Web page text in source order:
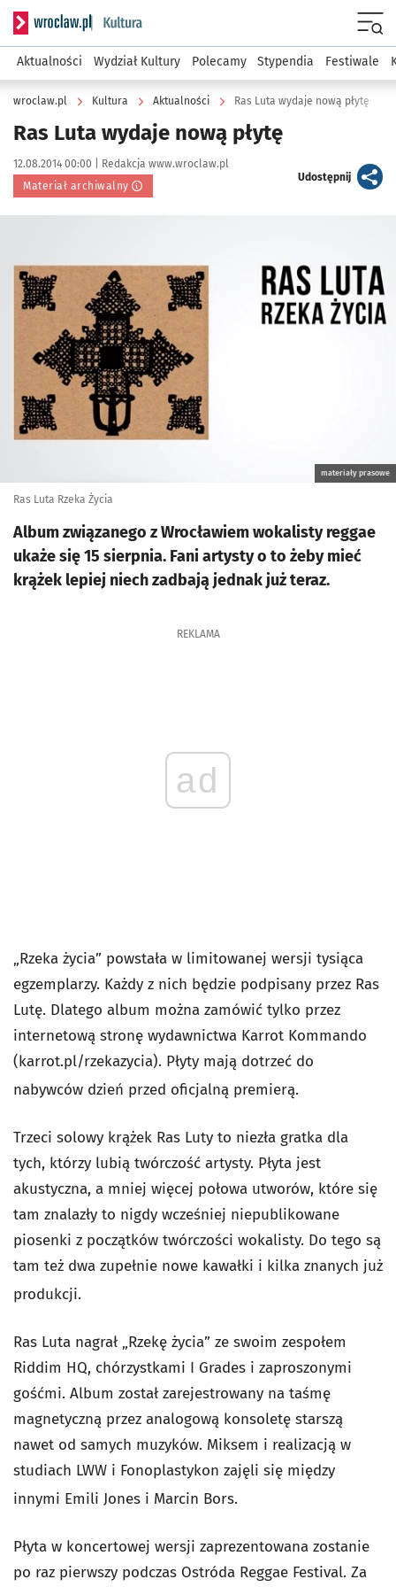
Serwis informacyjny wroclaw.pl podserwis: Kultura
Aktualności Wydział Kultury Polecamy Stypendia Festiwale
wroclaw.pl Kultura Aktualności Ras Luta wydaje nową płytę
Ras Luta wydaje nową płytę
Data publikacji:
12.08.2014 00:00 | Autor:
Redakcja www.wroclaw.pl
Materiał archiwalny
Udostępnijartykuł
materiały prasowe
Ras Luta Rzeka Życia
Album związanego z Wrocławiem wokalisty reggae
ukaże się 15 sierpnia. Fani artysty o to żeby mieć
krążek lepiej niech zadbają jednak już teraz.
REKLAMA
ad
„Rzeka życia” powstała w limitowanej wersji tysiąca
egzemplarzy. Każdy z nich będzie podpisany przez Ras
Lutę. Dlatego album można zamówić tylko przez
internetową stronę wydawnictwa Karrot Kommando
(karrot.pl/rzekazycia). Płyty mają dotrzeć do
nabywców dzień przed oficjalną premierą.
Trzeci solowy krążek Ras Luty to niezła gratka dla
tych, którzy lubią twórczość artysty. Płyta jest
akustyczna, a mniej więcej połowa utworów, które się
tam znalazły to nigdy wcześniej niepublikowane
piosenki z początków twórczości wokalisty. Do tego są
tam też dwa zupełnie nowe kawałki i kilka znanych już
produkcji.
Ras Luta nagrał „Rzekę życia” ze swoim zespołem
Riddim HQ, chórzystkami I Grades i zaproszonymi
gośćmi. Album został zarejestrowany na taśmę
magnetyczną przez analogową konsoletę starszą
nawet od samych muzyków. Miksem i realizacją w
studiach LWW i Fonoplastykon zajęli się między
innymi Emili Jones i Marcin Bors.
Płyta w koncertowej wersji zaprezentowana zostanie
po raz pierwszy podczas Ostróda Reggae Festival. Za